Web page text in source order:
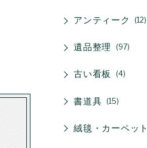
アンティーク 12
遺品整理 97
古い看板 4
書道具 15
絨毯・カーペット